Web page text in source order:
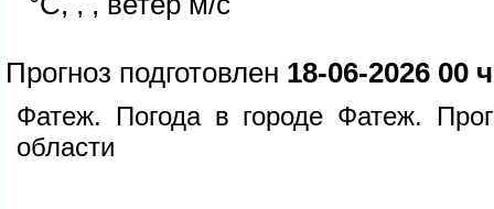
Прогноз подготовлен 18-06-2026 00 ч
Фатеж. Погода в городе Фатеж.
области